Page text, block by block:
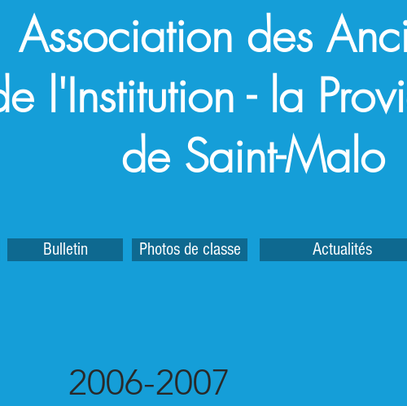
Association des
l'Institution - la
de Saint-Malo
Bulletin Photos de classe Actualités
2006-2007